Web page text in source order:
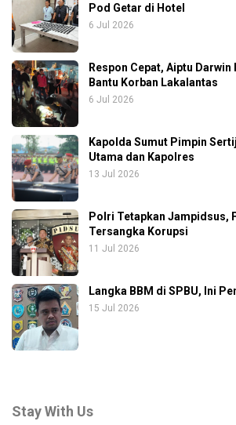
Pod Getar di Hotel
6 Jul 2026
Respon Cepat, Aiptu
Bantu Korban Lakalantas
6 Jul 2026
Kapolda Sumut Pimpin
Utama dan Kapolres
13 Jul 2026
Polri Tetapkan Jampidsus,
Tersangka Korupsi
11 Jul 2026
Langka BBM di SPBU, Ini
15 Jul 2026
Stay With Us